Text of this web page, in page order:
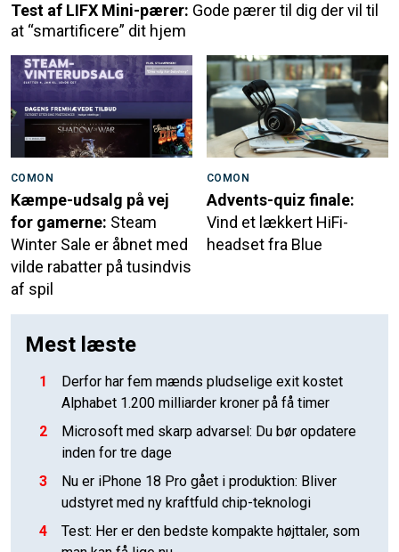
Test af LIFX Mini-pærer: Gode pærer til dig der vil til
at “smartificere” dit hjem
COMON
Kæmpe-udsalg på vej
for gamerne: Steam
Winter Sale er åbnet med
vilde rabatter på tusindvis
af spil
COMON
Advents-quiz finale:
Vind et lækkert HiFi-
headset fra Blue
Mest læste
1
Derfor har fem mænds pludselige exit kostet
Alphabet 1.200 milliarder kroner på få timer
2
Microsoft med skarp advarsel: Du bør opdatere
inden for tre dage
3
Nu er iPhone 18 Pro gået i produktion: Bliver
udstyret med ny kraftfuld chip-teknologi
4
Test: Her er den bedste kompakte højttaler, som